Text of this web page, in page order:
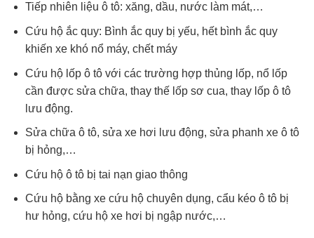
Tiếp nhiên liệu ô tô: xăng, dầu, nước làm mát,…
Cứu hộ ắc quy: Bình ắc quy bị yếu, hết bình ắc quy
khiến xe khó nổ máy, chết máy
Cứu hộ lốp ô tô với các trường hợp thủng lốp, nổ lốp
cần được sửa chữa, thay thế lốp sơ cua, thay lốp ô tô
lưu động.
Sửa chữa ô tô, sửa xe hơi lưu động, sửa phanh xe ô tô
bị hỏng,…
Cứu hộ ô tô bị tai nạn giao thông
Cứu hộ bằng xe cứu hộ chuyên dụng, cẩu kéo ô tô bị
hư hỏng, cứu hộ xe hơi bị ngập nước,…